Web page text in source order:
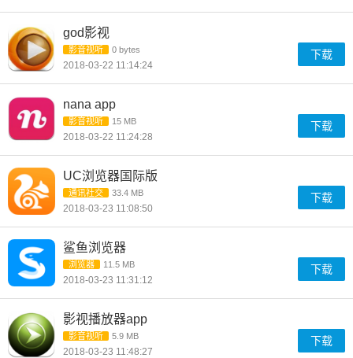
god影视
影音视听 0 bytes
2018-03-22 11:14:24
下载
nana app
影音视听 15 MB
2018-03-22 11:24:28
下载
UC浏览器国际版
通讯社交 33.4 MB
2018-03-23 11:08:50
下载
鲨鱼浏览器
浏览器 11.5 MB
2018-03-23 11:31:12
下载
影视播放器app
影音视听 5.9 MB
2018-03-23 11:48:27
下载